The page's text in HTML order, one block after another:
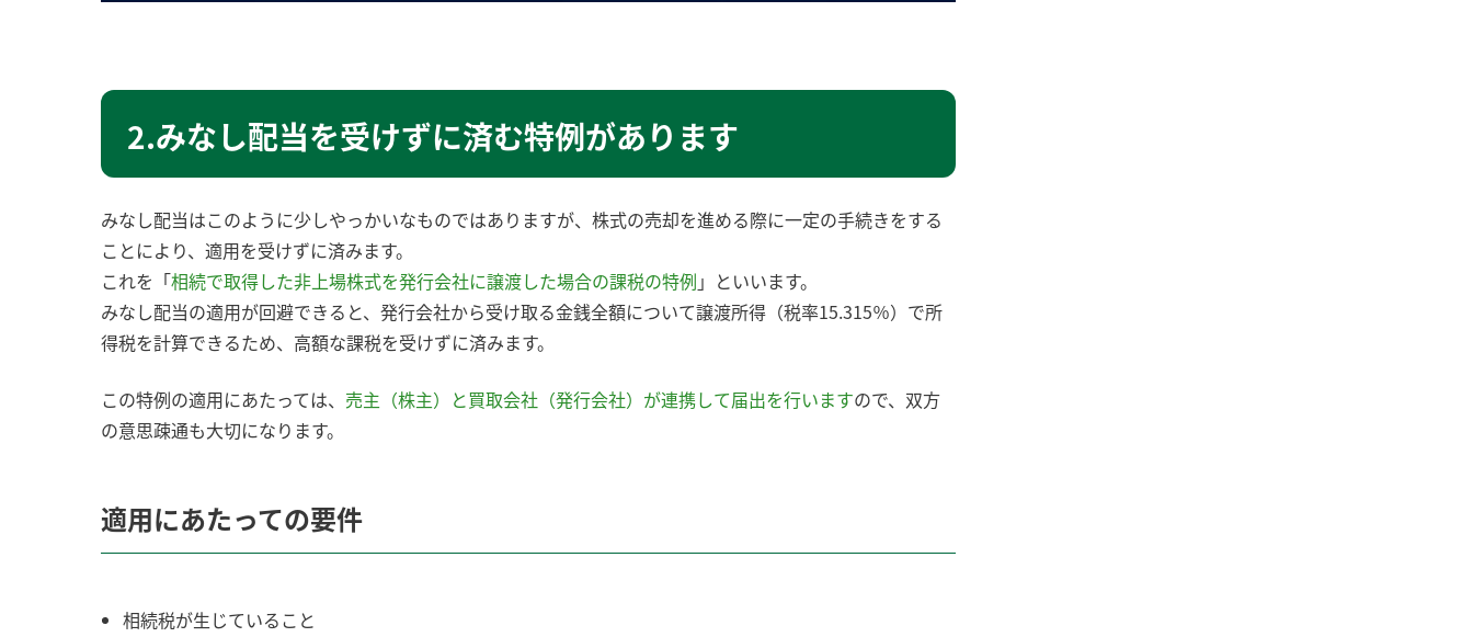
2.みなし配当を受けずに済む特例があります
みなし配当はこのように少しやっかいなものではありますが、株式の売却を進める際に一定の手続きをする
ことにより、適用を受けずに済みます。
これを「相続で取得した非上場株式を発行会社に譲渡した場合の課税の特例 」といいます。
みなし配当の適用が回避できると、発行会社から受け取る金銭全額について譲渡所得（税率15.315％）で所
得税を計算できるため、高額な課税を受けずに済みます。
この特例の適用にあたっては、 売主（株主）と買取会社（発行会社）が連携して届出を行いますので、双方
の意思疎通も大切になります。
適用にあたっての要件
相続税が生じていること